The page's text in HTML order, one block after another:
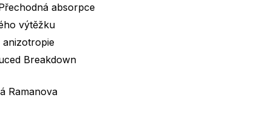
absorpce
výtěžku
anizotropie
Breakdown
Ramanova